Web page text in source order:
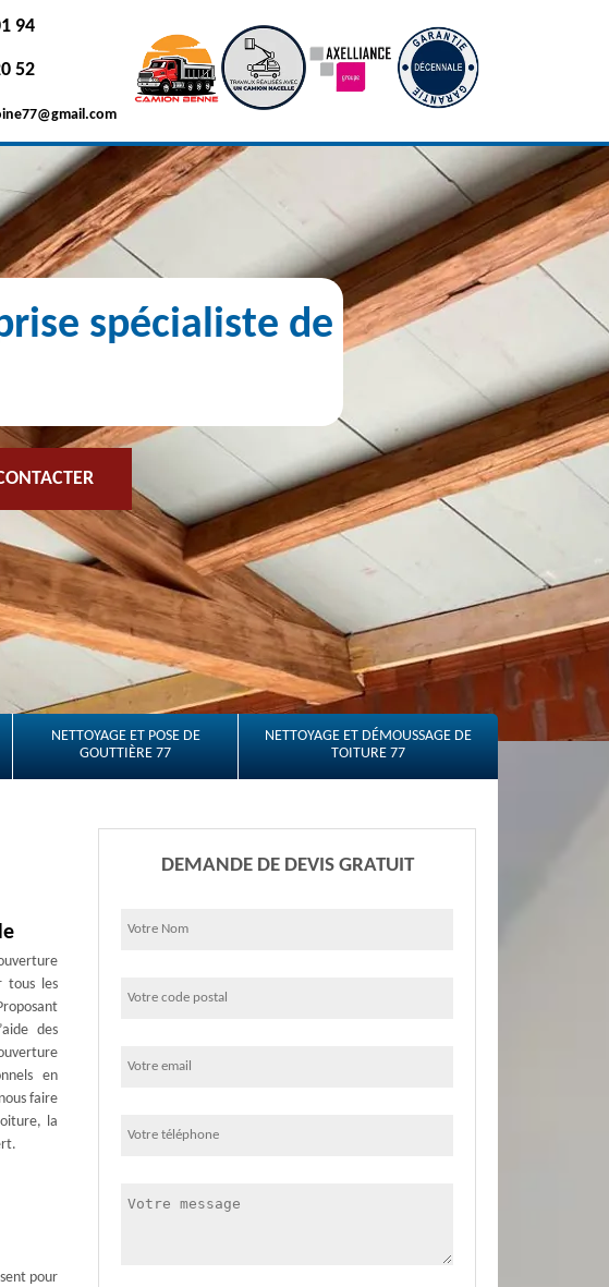
94
52
spécialiste de
NETTOYAGE ET POSE DE
GOUTTIÈRE 77
NETTOYAGE ET DÉMOUSSAGE DE
TOITURE 77
tous les
des
en
faire
la
pour
DEMANDE DE DEVIS GRATUIT